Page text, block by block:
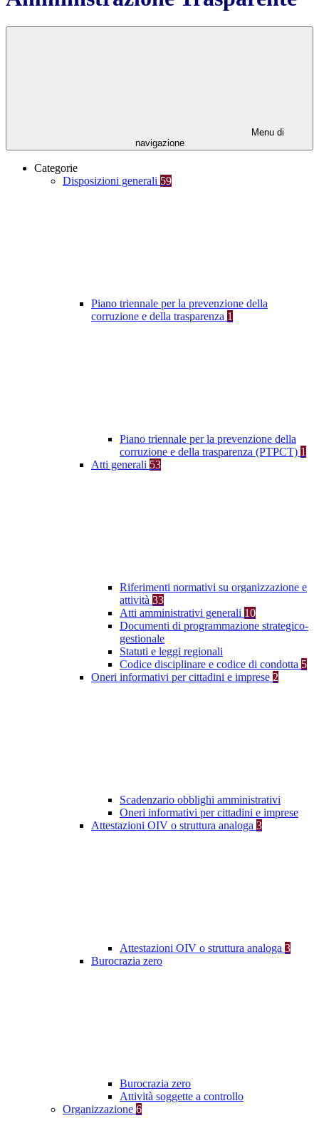
Menu di
navigazione
Categorie
Disposizioni generali 59
Piano triennale per la prevenzione della
corruzione e della trasparenza 1
Piano triennale per la prevenzione della
corruzione e della trasparenza (PTPCT) 1
Atti generali 53
Riferimenti normativi su organizzazione e
attività 33
Atti amministrativi generali 10
Documenti di programmazione strategico-
gestionale
Statuti e leggi regionali
Codice disciplinare e codice di condotta 5
Oneri informativi per cittadini e imprese 2
Scadenzario obblighi amministrativi
Oneri informativi per cittadini e imprese
Attestazioni OIV o struttura analoga 3
Attestazioni OIV o struttura analoga 3
Burocrazia zero
Burocrazia zero
Attività soggette a controllo
Organizzazione 6